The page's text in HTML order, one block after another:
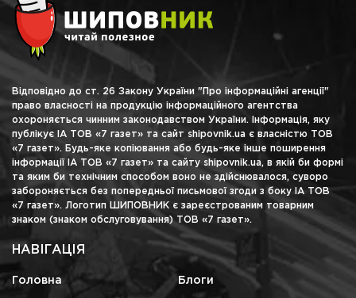
Відповідно до ст. 26 Закону України "Про інформаційні агенції"
право власності на продукцію інформаційного агентства
охороняється чинним законодавством України. Інформація, яку
публікує ІА ТОВ «7 газет» та сайт shipovnik.ua є власністю ТОВ
«7 газет». Будь-яке копіювання або будь-яке інше поширення
інформації ІА ТОВ «7 газет» та сайту shipovnik.ua, в якій би формі
та яким би технічним способом воно не здійснювалося, суворо
забороняється без попередньої письмової згоди з боку ІА ТОВ
«7 газет». Логотип ШИПОВНИК є зареєстрованим товарним
знаком (знаком обслуговування) ТОВ «7 газет».
НАВІГАЦІЯ
Головна Блоги